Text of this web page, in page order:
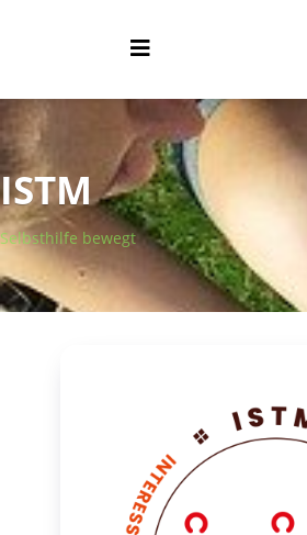
ISTM
Selbsthilfe bewegt